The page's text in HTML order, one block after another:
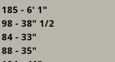
185 - 6' 1"
98 - 38" 1/2
84 - 33"
88 - 35"